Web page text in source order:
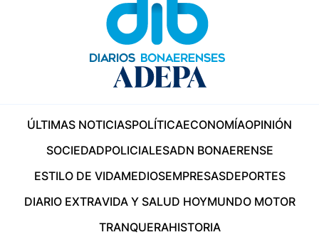
ÚLTIMAS NOTICIASPOLÍTICAECONOMÍAOPINIÓN
SOCIEDADPOLICIALESADN BONAERENSE
ESTILO DE VIDAMEDIOSEMPRESASDEPORTES
DIARIO EXTRAVIDA Y SALUD HOYMUNDO MOTOR
TRANQUERAHISTORIA